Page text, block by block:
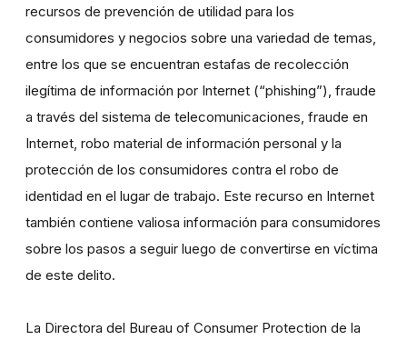
recursos de prevención de utilidad para los
consumidores y negocios sobre una variedad de temas,
entre los que se encuentran estafas de recolección
ilegítima de información por Internet (“phishing”), fraude
a través del sistema de telecomunicaciones, fraude en
Internet, robo material de información personal y la
protección de los consumidores contra el robo de
identidad en el lugar de trabajo. Este recurso en Internet
también contiene valiosa información para consumidores
sobre los pasos a seguir luego de convertirse en víctima
de este delito.
La Directora del Bureau of Consumer Protection de la